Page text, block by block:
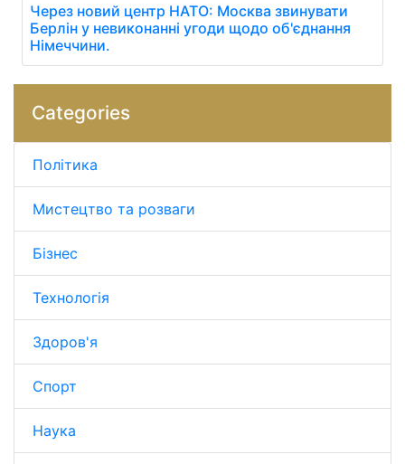
Через новий центр НАТО: Москва звинувати
Берлін у невиконанні угоди щодо об'єднання
Німеччини.
Categories
Політика
Мистецтво та розваги
Бізнес
Технологія
Здоров'я
Спорт
Наука